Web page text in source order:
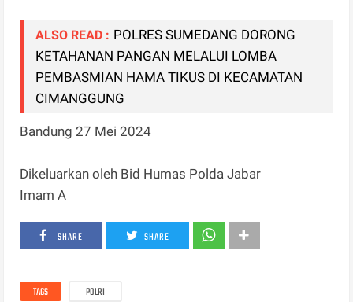
ALSO READ : POLRES SUMEDANG DORONG
KETAHANAN PANGAN MELALUI LOMBA
PEMBASMIAN HAMA TIKUS DI KECAMATAN
CIMANGGUNG
Bandung 27 Mei 2024
Dikeluarkan oleh Bid Humas Polda Jabar
Imam A
SHARE SHARE
TAGS POLRI